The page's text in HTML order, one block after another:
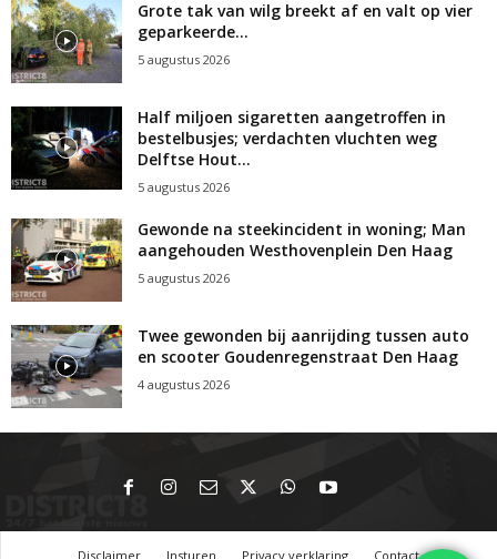
Grote tak van wilg breekt af en valt op vier
geparkeerde...
5 augustus 2026
Half miljoen sigaretten aangetroffen in
bestelbusjes; verdachten vluchten weg
Delftse Hout...
5 augustus 2026
Gewonde na steekincident in woning; Man
aangehouden Westhovenplein Den Haag
5 augustus 2026
Twee gewonden bij aanrijding tussen auto
en scooter Goudenregenstraat Den Haag
4 augustus 2026
Disclaimer Insturen Privacy verklaring Contact